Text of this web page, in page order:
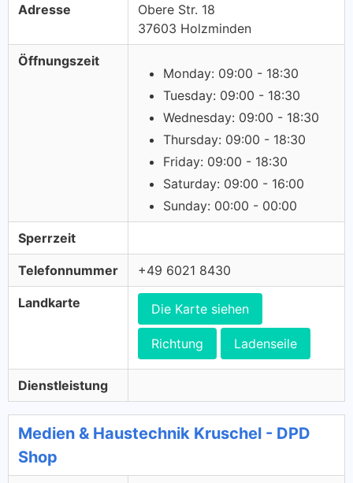
Adresse
Obere Str. 18
37603 Holzminden
Öffnungszeit
Monday: 09:00 - 18:30
Tuesday: 09:00 - 18:30
Wednesday: 09:00 - 18:30
Thursday: 09:00 - 18:30
Friday: 09:00 - 18:30
Saturday: 09:00 - 16:00
Sunday: 00:00 - 00:00
Sperrzeit
Telefonnummer +49 6021 8430
Landkarte Die Karte siehen
Richtung Ladenseile
Dienstleistung
Medien & Haustechnik Kruschel - DPD
Shop